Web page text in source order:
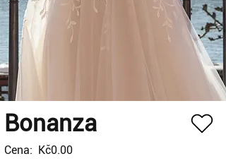
Bonanza
Cena: Kč0.00